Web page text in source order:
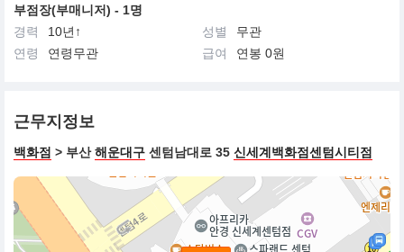
부점장(부매니저) - 1명
경력
10년↑ 성별
무관
연령
연령무관 급여 연봉 0원
근무지정보
백화점 > 부산해운대구 센텀남대로 35 신세계백화점센텀시티점